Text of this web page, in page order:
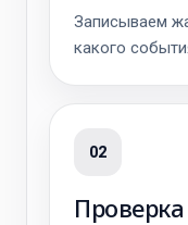
Записываем
какого
02